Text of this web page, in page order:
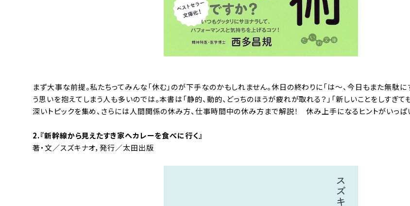
まず大事な前提。私たちってみんな「休む」のが下手なのかもしれません。休日の終わりに「は〜、今日もまた無駄に
う思いを抱えてしまう人も多いのでは。本書は「静的、動的、どっちのほうが疲れが取れる？」「新しいことをしすぎて
深いトピックを集め、さらには人間関係の休み方、仕事時間中の休み方まで解説！ 休み上手になるヒントがいっぱ
2.『新幹線から見えたすき家へカレーを食べに行く 』
著・文／スズキナオ，発行／太田出版